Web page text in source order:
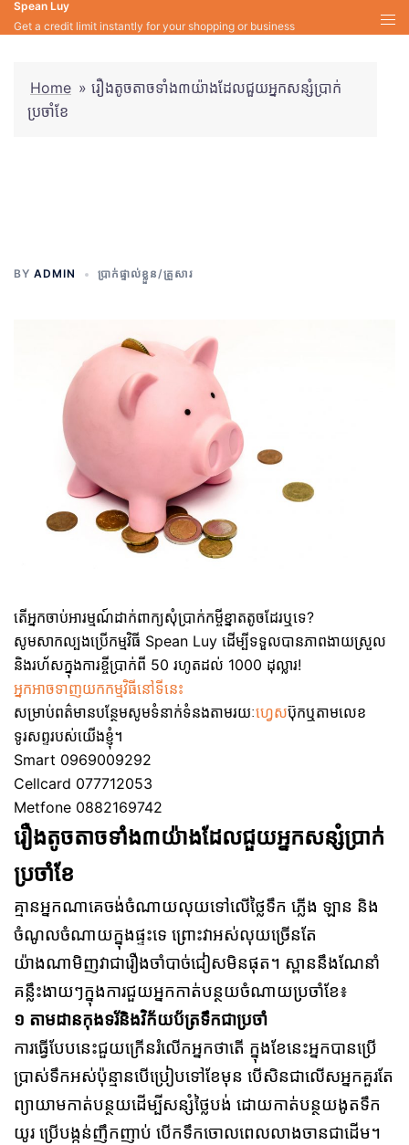
Skip
to
Spean Luy
Get a credit limit instantly for your shopping or business
Home » រឿងតូចតាចទាំង៣យ៉ាងដែលជួយអ្នកសន្សំប្រាក់
ប្រចាំខែ
BY ADMIN ប្រាក់ផ្ទាល់ខ្លួន/គ្រួសារ
តើអ្នកចាប់អារម្មណ៍ដាក់ពាក្យសុំប្រាក់កម្ចីខ្នាតតូចដែរឬទេ?
សូមសាកល្បងប្រើកម្មវិធី Spean Luy ដើម្បីទទួលបានភាពងាយស្រួល
និងរហ័សក្នុងការខ្ចីប្រាក់ពី 50 រហូតដល់ 1000 ដុល្លារ!
អ្នកអាចទាញយកកម្មវិធីនៅទីនេះ
សម្រាប់ពត៌មានបន្ថែមសូមទំនាក់ទំនងតាមរយៈហ្វេសប៊ុកឬតាមលេខ
ទូរសព្ទរបស់យើងខ្ញុំ។
Smart 0969009292
Cellcard 077712053
Metfone 0882169742
រឿងតូចតាចទាំង៣យ៉ាងដែលជួយអ្នកសន្សំប្រាក់
ប្រចាំខែ
គ្មានអ្នកណាគេចង់ចំណាយលុយទៅលើថ្លៃទឹក ភ្លើង ឡាន និង
ចំណូលចំណាយក្នុងផ្ទះទេ ព្រោះវាអស់លុយច្រើនតែ
យ៉ាងណាមិញវាជារឿងចាំបាច់ជៀសមិនផុត។ ស្ពាននឹងណែនាំ
គន្លឹះងាយៗក្នុងការជួយអ្នកកាត់បន្ថយចំណាយប្រចាំខែ៖
១ តាមដានកុងទរ័និងវិក័យប័ត្រទឹកជាប្រចាំ
ការធ្វើបែបនេះជួយក្រើនរំលើកអ្នកថាតើ ក្នុងខែនេះអ្នកបានប្រើ
ប្រាស់ទឹកអស់ប៉ុន្មានបើប្រៀបទៅខែមុន បើសិនជាលើសអ្នកគួរតែ
ព្យាយាមកាត់បន្ថយដើម្បីសន្សំថ្លៃបង់ ដោយកាត់បន្ថយងូតទឹក
យូរ ប្រើបង្កន់ញឹកញាប់ បើកទឹកចោលពេលលាងចានជាដើម។